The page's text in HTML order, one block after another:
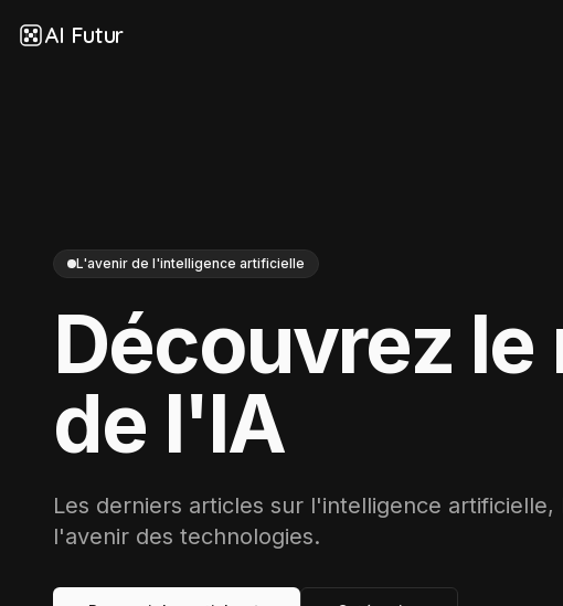
AI Futur
L'avenir de l'intelligence artificielle
Découvrez le
de l'IA
Les derniers articles sur l'intelligence
l'avenir des technologies.